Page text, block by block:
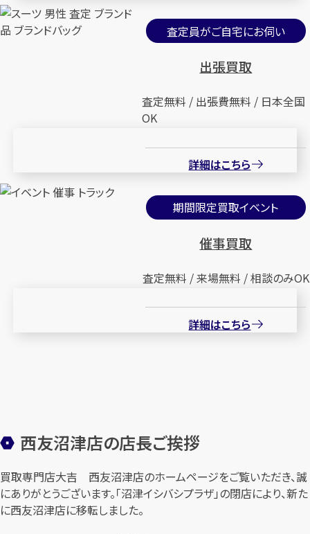
査定員がご自宅にお伺い
出張買取
査定無料 / 出張費無料 / 日本全国
OK
詳細はこちら
期間限定買取イベント
催事買取
査定無料 / 来場無料 / 相談のみOK
詳細はこちら
西友沼津店の店長ご挨拶
買取専門店大吉 西友沼津店のホームページをご覧いただき、誠
にありがとうございます。「沼津イシバシプラザ」の閉店により、新た
に西友沼津店に移転しました。